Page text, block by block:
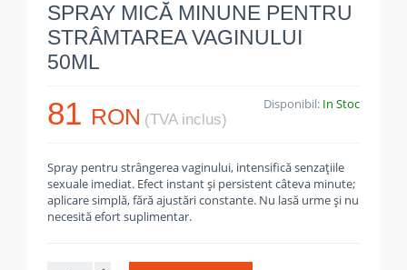
SPRAY MICĂ MINUNE PENTRU
STRÂMTAREA VAGINULUI
50ML
81 RON (TVA inclus)
Disponibil: In Stoc
Spray pentru strângerea vaginului, intensifică senzațiile
sexuale imediat. Efect instant și persistent câteva minute;
aplicare simplă, fără ajustări constante. Nu lasă urme și nu
necesită efort suplimentar.